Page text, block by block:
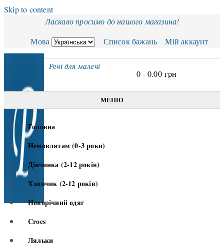
Skip to content
Ласкаво просимо до нашого магазина!
Мова
Список бажань Мій аккаунт
Речі для малечі
0 -0.00 грн
МЕНЮ
Головна
Немовлятам (0-3 роки)
Дівчинка (2-12 років)
Хлопчик (2-12 років)
Новорічний одяг
Crocs
Ляльки